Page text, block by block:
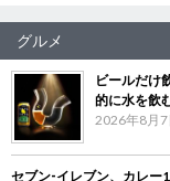
グルメ
ビールだけ
的に水を飲
2026年8月7
セブン‐イレブン、カレ